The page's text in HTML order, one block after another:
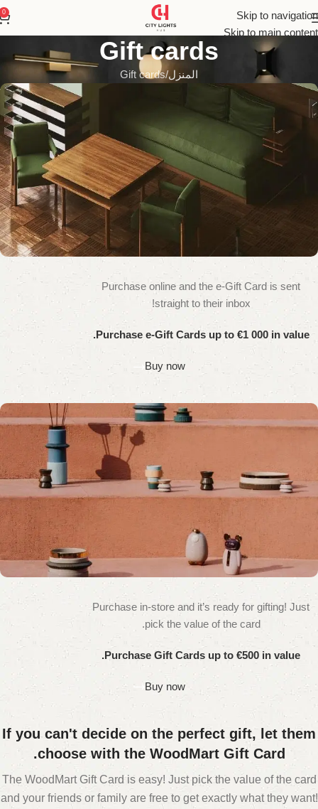
Skip to navigation
Skip to main content
0
Gift cards
المنزل Gift cards
WOODMART
e-Gift card
Purchase online and the e-Gift Card is sent
straight to their inbox!
Purchase e-Gift Cards up to €1 000 in value.
Buy now
WOODMART
Gift card
Purchase in-store and it’s ready for gifting! Just
pick the value of the card.
Purchase Gift Cards up to €500 in value.
Buy now
If you can't decide on the perfect gift, let them
choose with the WoodMart Gift Card.
The WoodMart Gift Card is easy! Just pick the value of the card
and your friends or family are free to get exactly what they want!